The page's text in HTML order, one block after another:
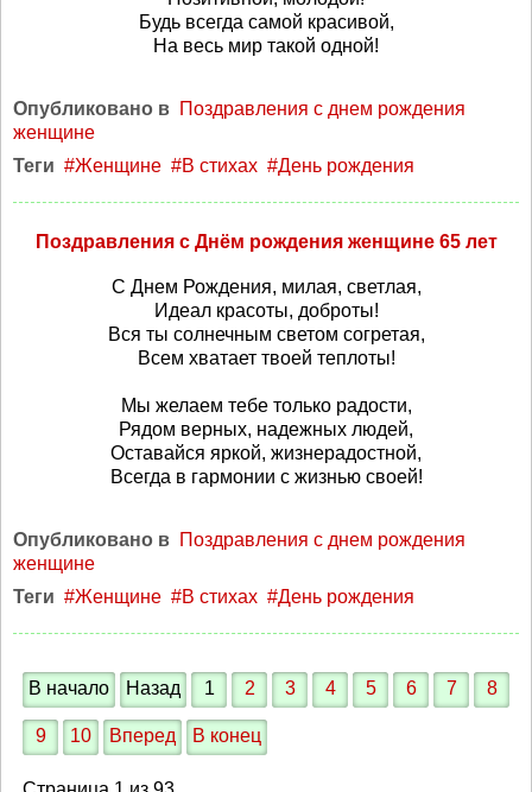
Будь всегда самой красивой,
На весь мир такой одной!
Опубликовано в Поздравления с днем рождения
женщине
Теги
Женщине В стихах День рождения
Поздравления с Днём рождения женщине 65 лет
С Днем Рождения, милая, светлая,
Идеал красоты, доброты!
Вся ты солнечным светом согретая,
Всем хватает твоей теплоты!
Мы желаем тебе только радости,
Рядом верных, надежных людей,
Оставайся яркой, жизнерадостной,
Всегда в гармонии с жизнью своей!
Опубликовано в Поздравления с днем рождения
женщине
Теги
Женщине В стихах День рождения
В начало Назад 1 2 3 4 5 6 7 8
9 10 Вперед В конец